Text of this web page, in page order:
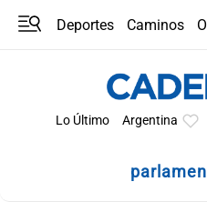
Deportes Caminos
Lo Último Argentina